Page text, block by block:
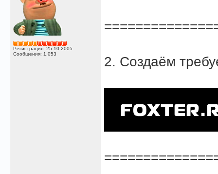
Регистрация: 25.10.2005
Сообщения: 1,053
2. Создаём